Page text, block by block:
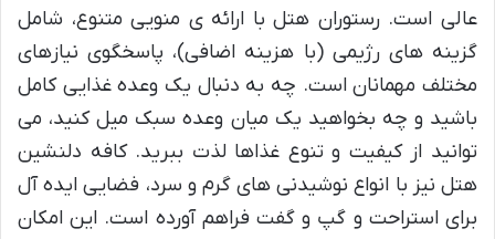
عالی است. رستوران هتل با ارائه ی منویی متنوع، شامل
گزینه های رژیمی (با هزینه اضافی)، پاسخگوی نیازهای
مختلف مهمانان است. چه به دنبال یک وعده غذایی کامل
باشید و چه بخواهید یک میان وعده سبک میل کنید، می
توانید از کیفیت و تنوع غذاها لذت ببرید. کافه دلنشین
هتل نیز با انواع نوشیدنی های گرم و سرد، فضایی ایده آل
برای استراحت و گپ و گفت فراهم آورده است. این امکان